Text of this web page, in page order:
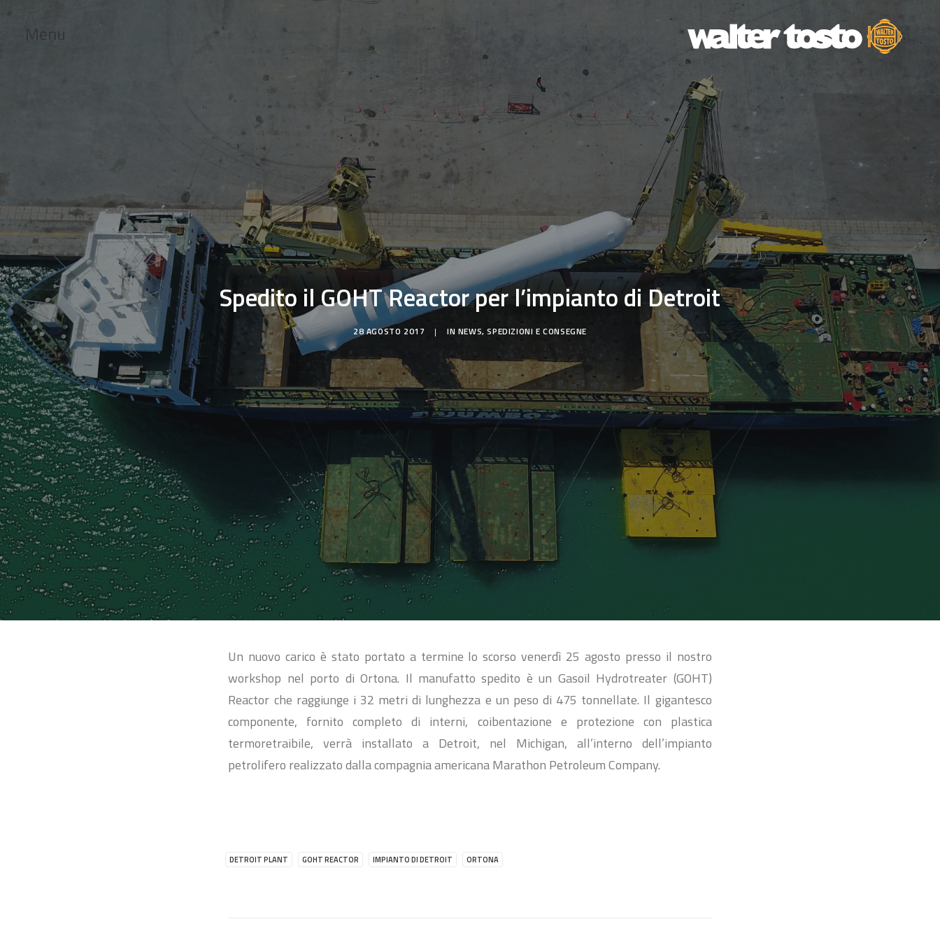
Menu
Spedito il GOHT Reactor per l’impianto di Detroit
28 AGOSTO 2017 | IN NEWS,SPEDIZIONI E CONSEGNE
Un nuovo carico è stato portato a termine lo scorso venerdì 25 agosto presso il nostro
workshop nel porto di Ortona. Il manufatto spedito è un Gasoil Hydrotreater (GOHT)
Reactor che raggiunge i 32 metri di lunghezza e un peso di 475 tonnellate. Il gigantesco
componente, fornito completo di interni, coibentazione e protezione con plastica
termoretraibile, verrà installato a Detroit, nel Michigan, all’interno dell’impianto
petrolifero realizzato dalla compagnia americana Marathon Petroleum Company.
DETROIT PLANT GOHT REACTOR IMPIANTO DI DETROIT ORTONA